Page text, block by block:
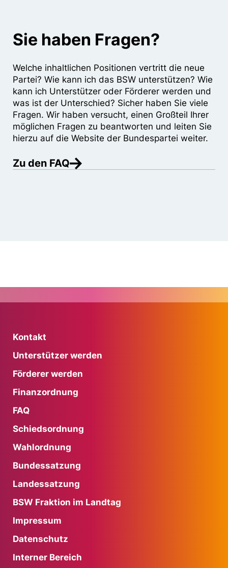
Sie haben Fragen?
Welche inhaltlichen Positionen vertritt die neue
Partei? Wie kann ich das BSW unterstützen? Wie
kann ich Unterstützer oder Förderer werden und
was ist der Unterschied? Sicher haben Sie viele
Fragen. Wir haben versucht, einen Großteil Ihrer
möglichen Fragen zu beantworten und leiten Sie
hierzu auf die Website der Bundespartei weiter.
Zu den FAQ
Kontakt
Unterstützer werden
Förderer werden
Finanzordnung
FAQ
Schiedsordnung
Wahlordnung
Bundessatzung
Landessatzung
BSW Fraktion im Landtag
Impressum
Datenschutz
Interner Bereich